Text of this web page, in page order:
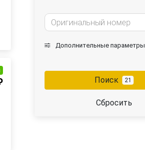
Дополнительные параметры
Поиск 21
Сбросить